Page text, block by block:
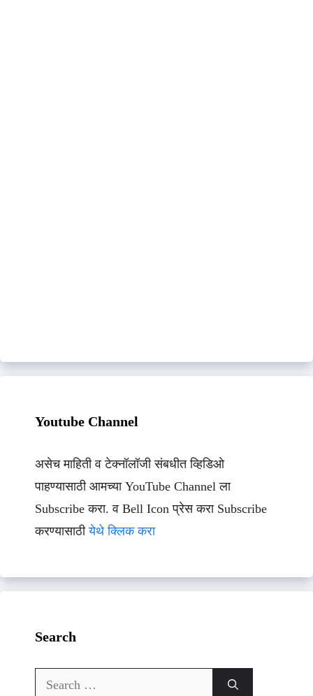
Youtube Channel
असेच माहिती व टेक्नॉलॉजी संबधीत व्हिडिओ
पाहण्यासाठी आमच्या YouTube Channel ला
Subscribe करा. व Bell Icon प्रेस करा Subscribe
करण्यासाठीयेथे क्लिक करा
Search
Search